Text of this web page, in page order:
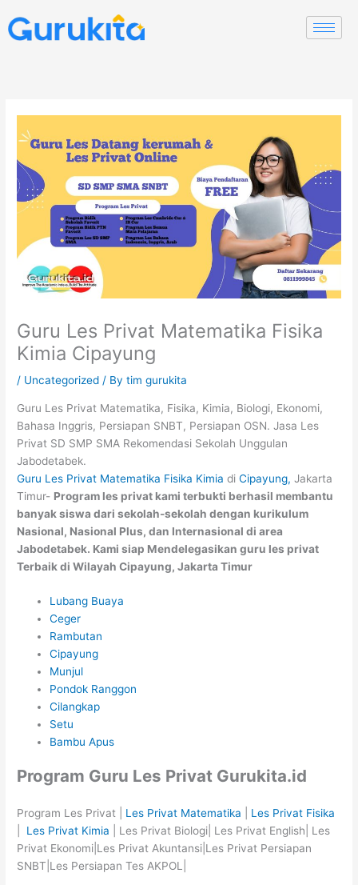
to
content
Guru Les Privat Matematika Fisika
Kimia Cipayung
/ Uncategorized / Bytim gurukita
Guru Les Privat Matematika, Fisika, Kimia, Biologi, Ekonomi,
Bahasa Inggris, Persiapan SNBT, Persiapan OSN. Jasa Les
Privat SD SMP SMA Rekomendasi Sekolah Unggulan
Jabodetabek.
Guru Les Privat Matematika Fisika Kimia diCipayung, Jakarta
Timur- Program les privat kami terbukti berhasil membantu
banyak siswa dari sekolah-sekolah dengan kurikulum
Nasional, Nasional Plus, dan Internasional di area
Jabodetabek. Kami siap Mendelegasikan guru les privat
Terbaik di Wilayah Cipayung, Jakarta Timur
Lubang Buaya
Ceger
Rambutan
Cipayung
Munjul
Pondok Ranggon
Cilangkap
Setu
Bambu Apus
Program Guru Les Privat Gurukita.id
Program Les Privat | Les Privat Matematika
Les Privat Fisika
Les Privat Kimia | Les Privat Biologi| Les Privat English| Les
Privat Ekonomi|Les Privat Akuntansi|Les Privat Persiapan
SNBT|Les Persiapan Tes AKPOL|